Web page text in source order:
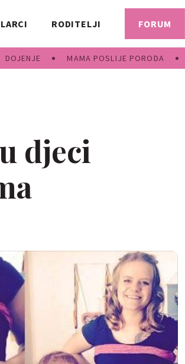
DOJENJE MAMA POSLIJE PORODA
RODITELJI FORUM
djeci